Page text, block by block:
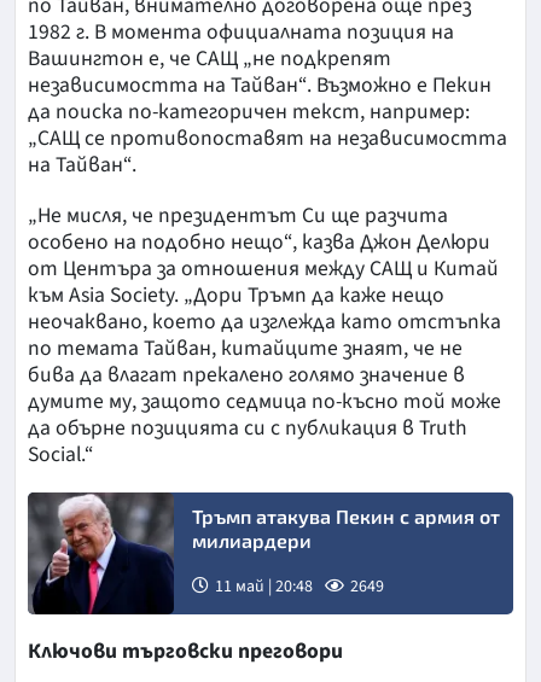
1982 г. В момента официалната позиция на
Вашингтон е, че САЩ „не подкрепят
независимостта на Тайван“. Възможно е Пекин
да поиска по-категоричен текст, например:
„САЩ се противопоставят на независимостта
на Тайван“.
„Не мисля, че президентът Си ще разчита
особено на подобно нещо“, казва Джон Делюри
от Центъра за отношения между САЩ и Китай
към Asia Society. „Дори Тръмп да каже нещо
неочаквано, което да изглежда като отстъпка
по темата Тайван, китайците знаят, че не
бива да влагат прекалено голямо значение в
думите му, защото седмица по-късно той може
да обърне позицията си с публикация в Truth
Social.“
Тръмп атакува Пекин с армия от
милиардери
11 май | 20:48 2649
Ключови търговски преговори